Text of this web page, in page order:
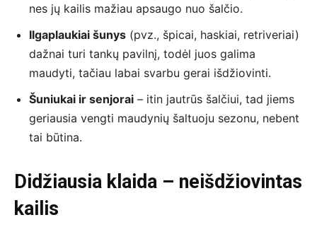
nes jų kailis mažiau apsaugo nuo šalčio.
Ilgaplaukiai šunys (pvz., špicai, haskiai, retriveriai)
dažnai turi tankų pavilnį, todėl juos galima
maudyti, tačiau labai svarbu gerai išdžiovinti.
Šuniukai ir senjorai – itin jautrūs šalčiui, tad jiems
geriausia vengti maudynių šaltuoju sezonu, nebent
tai būtina.
Didžiausia klaida – neišdžiovintas
kailis